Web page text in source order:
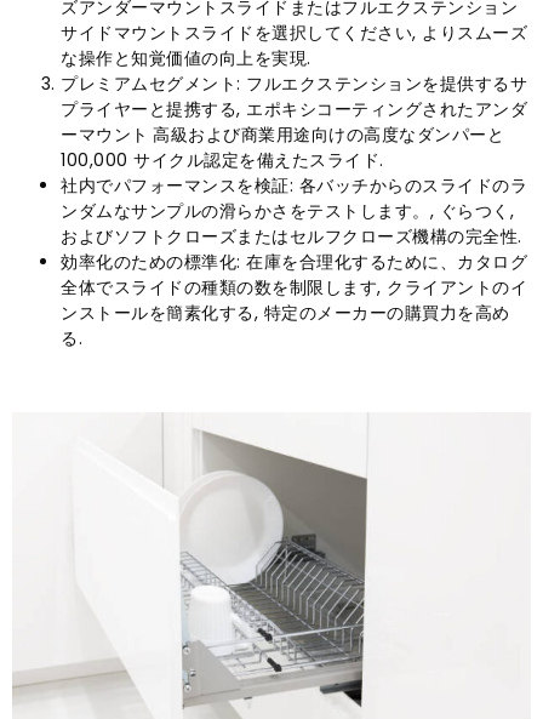
ズアンダーマウントスライドまたはフルエクステンション
サイドマウントスライドを選択してください, よりスムーズ
な操作と知覚価値の向上を実現.
プレミアムセグメント: フルエクステンションを提供するサ
プライヤーと提携する, エポキシコーティングされたアンダ
ーマウント 高級および商業用途向けの高度なダンパーと
100,000 サイクル認定を備えたスライド.
社内でパフォーマンスを検証: 各バッチからのスライドのラ
ンダムなサンプルの滑らかさをテストします。, ぐらつく,
およびソフトクローズまたはセルフクローズ機構の完全性.
効率化のための標準化: 在庫を合理化するために、カタログ
全体でスライドの種類の数を制限します, クライアントのイ
ンストールを簡素化する, 特定のメーカーの購買力を高め
る.